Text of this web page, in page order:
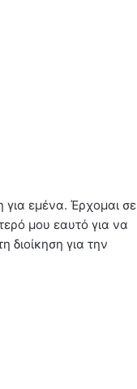
εμένα. Έρχομαι σε
μου εαυτό για να
για την